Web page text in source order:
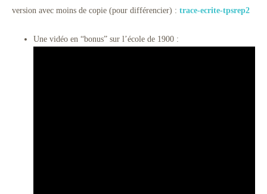
version avec moins de copie (pour différencier) : trace-ecrite-tpsrep2
Une vidéo en “bonus” sur l’école de 1900 :